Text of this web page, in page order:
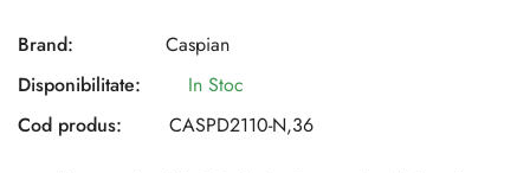
Brand:
Caspian
Disponibilitate:
In Stoc
Cod produs:
CASPD2110-N,36